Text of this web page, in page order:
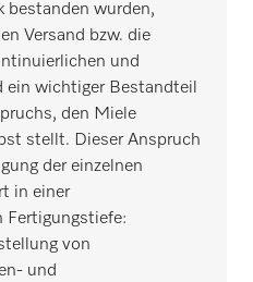
bestanden wurden,
Versand bzw. die
und
ein wichtiger Bestandteil
den Miele
stellt. Dieser Anspruch
der einzelnen
in einer
Fertigungstiefe:
von
und